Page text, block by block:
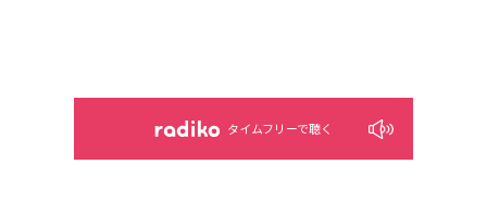
タイムフリーで聴く